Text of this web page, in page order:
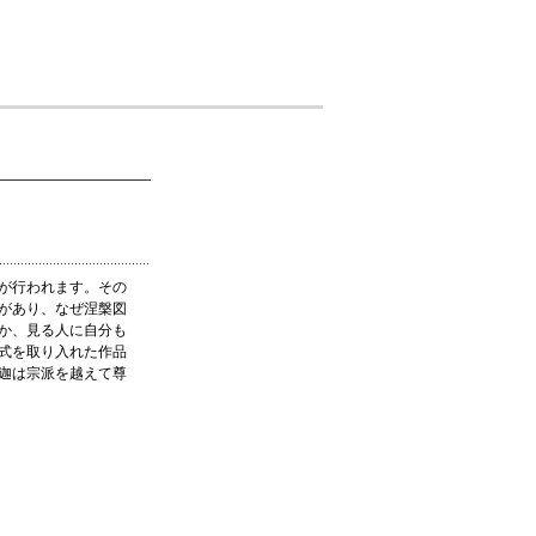
行われます。その
あり、なぜ涅槃図
、見る人に自分も
を取り入れた作品
は宗派を越えて尊